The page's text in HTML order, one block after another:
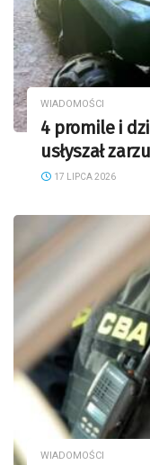
WIADOMOŚCI
4 promile i
usłyszał
17 LIPCA 2026
WIADOMOŚCI